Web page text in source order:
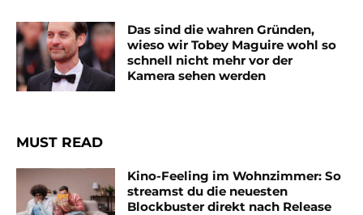
Das sind die wahren Gründen,
wieso wir Tobey Maguire wohl so
schnell nicht mehr vor der
Kamera sehen werden
MUST READ
Kino-Feeling im Wohnzimmer: So
streamst du die neuesten
Blockbuster direkt nach Release